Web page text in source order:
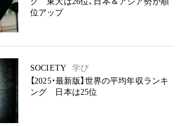
位アップ
SOCIETY
学び
【2025・最新版】世界の平均年収ランキ
ング 日本は25位